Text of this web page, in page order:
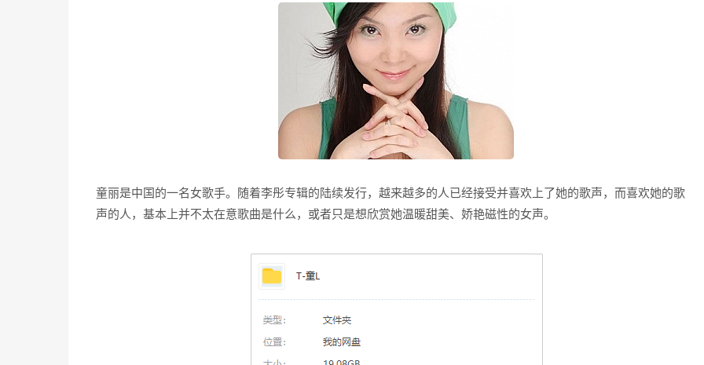
童丽是中国的一名女歌手。随着李彤专辑的陆续发行，越来越多的人已经接受并喜欢上了她的歌声，而喜欢她的歌
声的人，基本上并不太在意歌曲是什么，或者只是想欣赏她温暖甜美、娇艳磁性的女声。